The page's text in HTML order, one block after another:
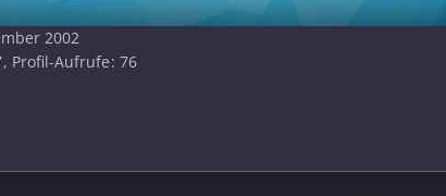
2002
Profil-Aufrufe 76